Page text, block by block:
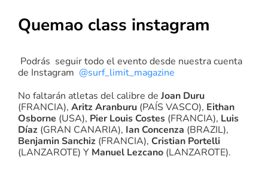
Quemao class instagram
Podrás seguir todo el evento desde nuestra cuenta
de Instagram @surf_limit_magazine
No faltarán atletas del calibre de Joan Duru
(FRANCIA), Aritz Aranburu (PAÍS VASCO), Eithan
Osborne (USA), Pier Louis Costes (FRANCIA), Luis
Díaz (GRAN CANARIA), Ian Concenza (BRAZIL),
Benjamin Sanchiz (FRANCIA), Cristian Portelli
(LANZAROTE) Y Manuel Lezcano (LANZAROTE).